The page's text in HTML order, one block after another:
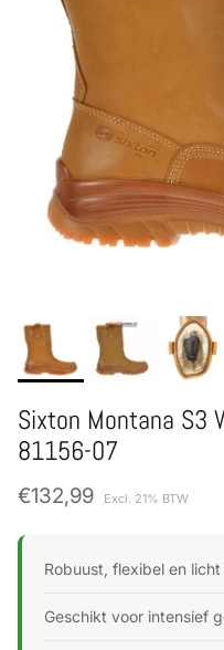
Sixton Montana S3
81156-07
Normale prijs
€132,99 Excl. 21% BTW
Robuust, flexibel en
Geschikt voor intensief